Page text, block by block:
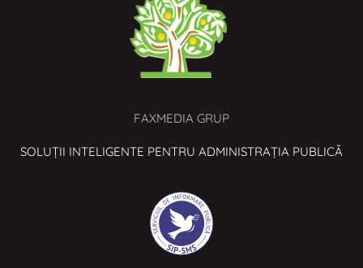
FAXMEDIA GRUP
SOLUȚII INTELIGENTE PENTRU ADMINISTRAȚIA PUBLICĂ